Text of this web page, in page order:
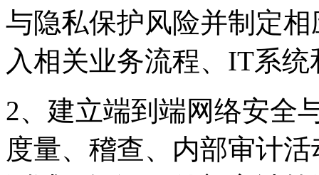
与隐私保护风险并制定相
入相关业务流程、IT系
2、建立端到端网络安全
度量、稽查、内部审